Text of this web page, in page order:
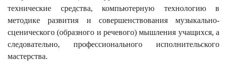
технические средства, компьютерную технологию в
методике развития и совершенствования музыкально-
сценического (образного и речевого) мышления учащихся, а
следовательно, профессионального исполнительского
мастерства.